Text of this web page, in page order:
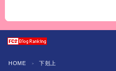
HOME ＞ 下剋上